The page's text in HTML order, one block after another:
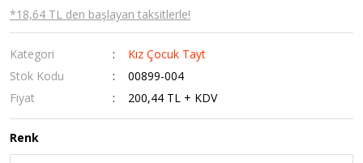
*18,64 TL den başlayan taksitlerle!
Kategori
Kız Çocuk Tayt
Stok Kodu
00899-004
Fiyat
200,44 TL + KDV
Renk